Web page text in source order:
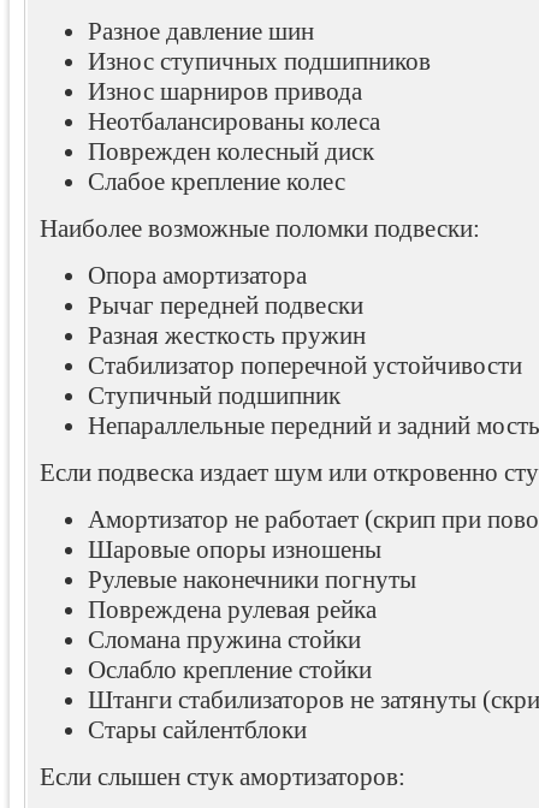
Разное давление шин
Износ ступичных подшипников
Износ шарниров привода
Неотбалансированы колеса
Поврежден колесный диск
Слабое крепление колес
Наиболее возможные поломки подвески:
Опора амортизатора
Рычаг передней подвески
Разная жесткость пружин
Стабилизатор поперечной устойчивости
Ступичный подшипник
Непараллельные передний и задний
Если подвеска издает шум или откровенно
Амортизатор не работает (скрип при
Шаровые опоры изношены
Рулевые наконечники погнуты
Повреждена рулевая рейка
Сломана пружина стойки
Ослабло крепление стойки
Штанги стабилизаторов не затянуты
Стары сайлентблоки
Если слышен стук амортизаторов: